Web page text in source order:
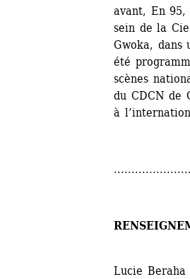
avant, En 95,
sein de la
Gwoka, dans
été
scènes
du CDCN de
à
Lucie